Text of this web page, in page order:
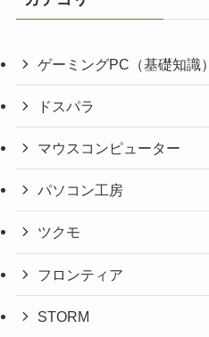
ゲーミングPC（基礎知識）
ドスパラ
マウスコンピューター
パソコン工房
ツクモ
フロンティア
STORM